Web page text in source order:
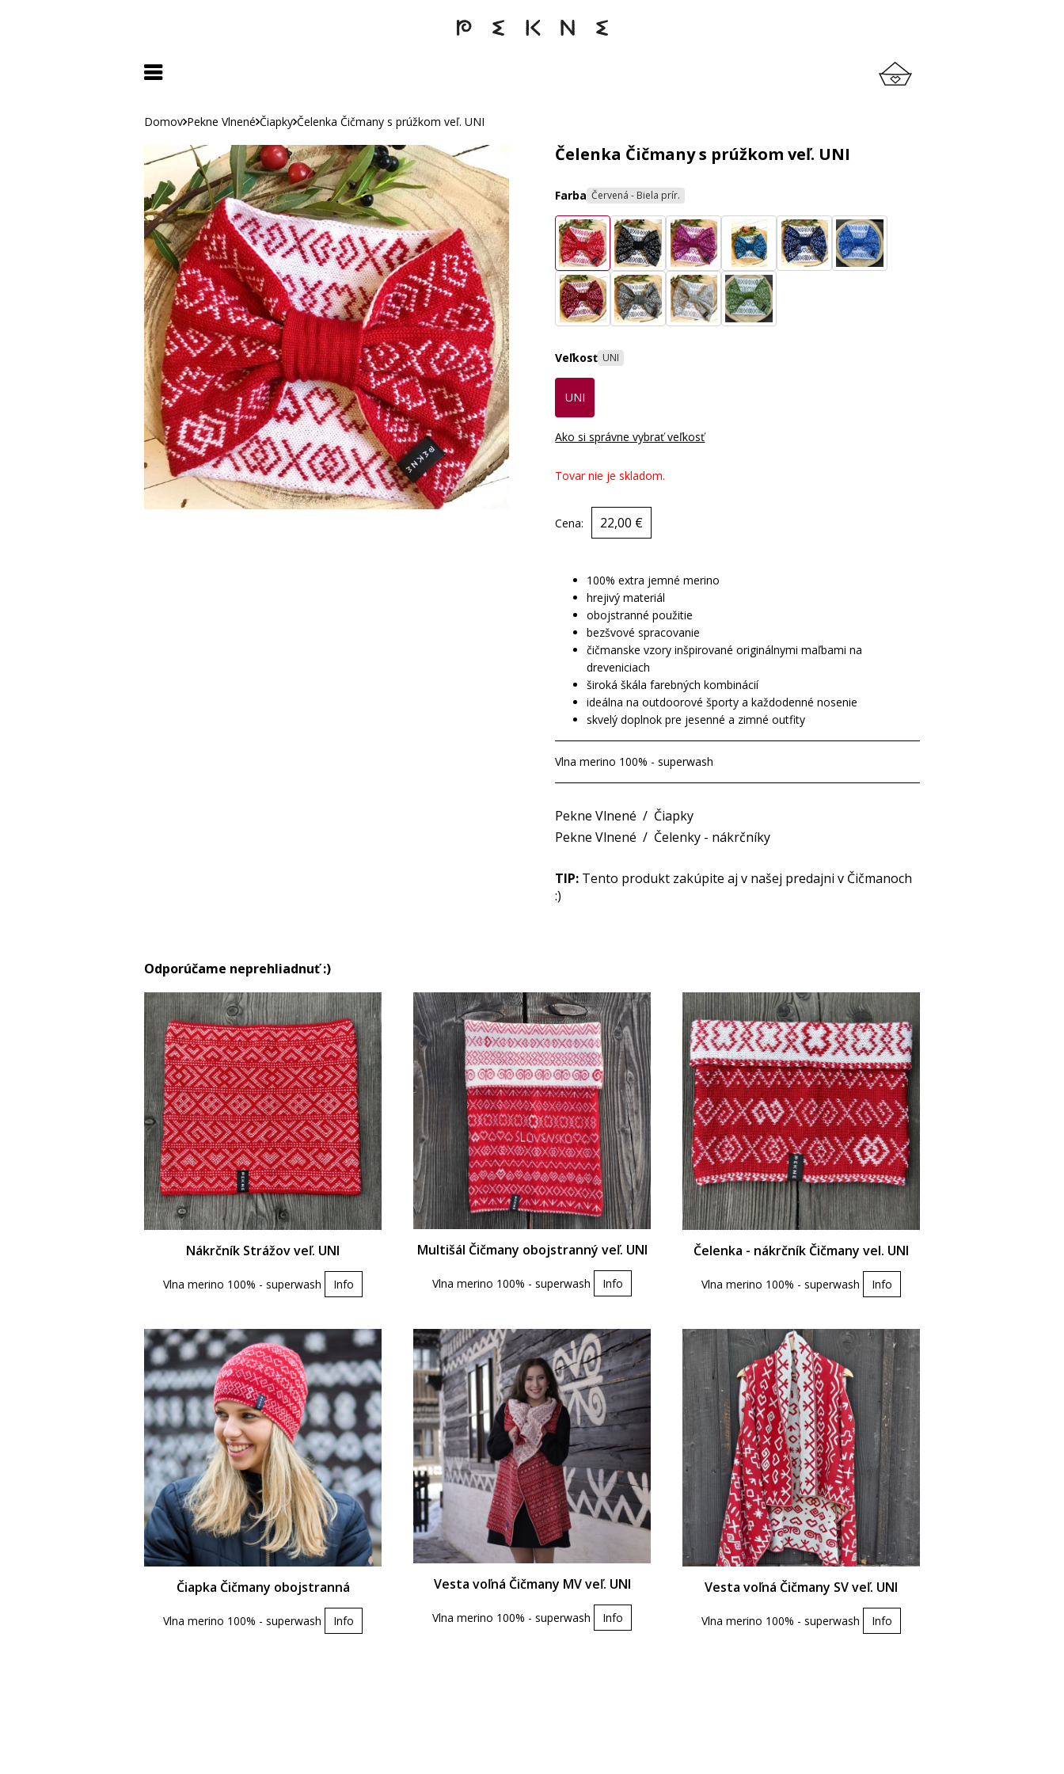
Domov Pekne Vlnené Čiapky Čelenka Čičmany s prúžkom veľ. UNI
Čelenka Čičmany s prúžkom veľ. UNI
Farba Červená - Biela prír.
Veľkosť UNI
UNI
Ako si správne vybrať veľkosť
Tovar nie je skladom.
Cena: 22,00 €
100% extra jemné merino
hrejivý materiál
obojstranné použitie
bezšvové spracovanie
čičmanske vzory inšpirované originálnymi maľbami na
dreveniciach
široká škála farebných kombinácií
ideálna na outdoorové športy a každodenné nosenie
skvelý doplnok pre jesenné a zimné outfity
Vlna merino 100% - superwash
Pekne Vlnené / Čiapky
Pekne Vlnené / Čelenky - nákrčníky
TIP: Tento produkt zakúpite aj v našej predajni v Čičmanoch
:)
Odporúčame neprehliadnuť :)
Nákrčník Strážov veľ. UNI
Vlna merino 100% - superwash Info
Multišál Čičmany obojstranný veľ. UNI
Vlna merino 100% - superwash Info
Čelenka - nákrčník Čičmany vel. UNI
Vlna merino 100% - superwash Info
Čiapka Čičmany obojstranná
Vlna merino 100% - superwash Info
Vesta voľná Čičmany MV veľ. UNI
Vlna merino 100% - superwash Info
Vesta voľná Čičmany SV veľ. UNI
Vlna merino 100% - superwash Info